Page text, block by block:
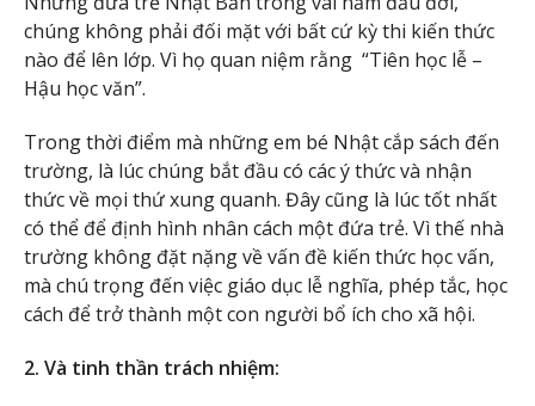
chúng không phải đối mặt với bất cứ kỳ thi kiến thức
nào để lên lớp. Vì họ quan niệm rằng “Tiên học lễ –
Hậu học văn”.
Trong thời điểm mà những em bé Nhật cắp sách đến
trường, là lúc chúng bắt đầu có các ý thức và nhận
thức về mọi thứ xung quanh. Đây cũng là lúc tốt nhất
có thể để định hình nhân cách một đứa trẻ. Vì thế nhà
trường không đặt nặng về vấn đề kiến thức học vấn,
mà chú trọng đến việc giáo dục lễ nghĩa, phép tắc, học
cách để trở thành một con người bổ ích cho xã hội.
2. Và tinh thần trách nhiệm: